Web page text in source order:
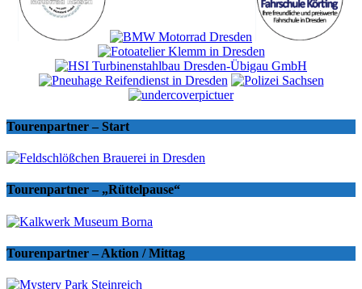
Tourenpartner – Start
Tourenpartner – „Rüttelpause“
Tourenpartner – Aktion / Mittag